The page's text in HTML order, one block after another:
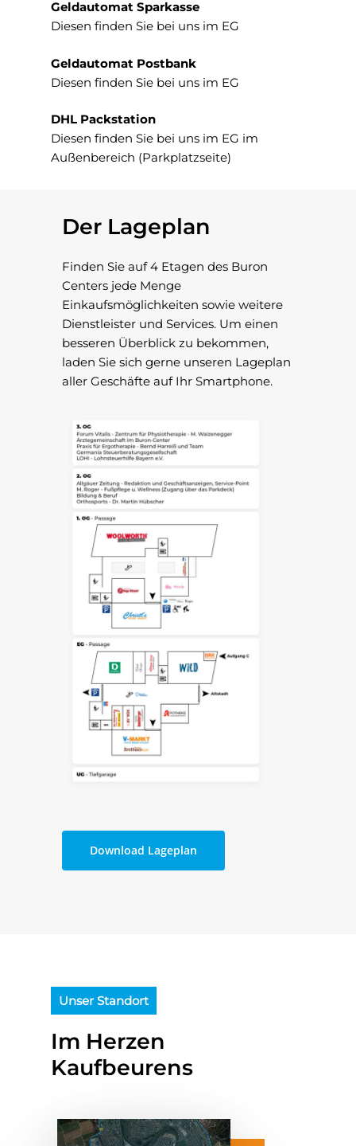
Geldautomat Sparkasse
Diesen finden Sie bei uns im EG
Geldautomat Postbank
Diesen finden Sie bei uns im EG
DHL Packstation
Diesen finden Sie bei uns im EG im
Außenbereich (Parkplatzseite)
Der Lageplan
Finden Sie auf 4 Etagen des Buron
Centers jede Menge
Einkaufsmöglichkeiten sowie weitere
Dienstleister und Services. Um einen
besseren Überblick zu bekommen,
laden Sie sich gerne unseren Lageplan
aller Geschäfte auf Ihr Smartphone.
Download Lageplan
Unser Standort
Im Herzen
Kaufbeurens
Mietobjekte